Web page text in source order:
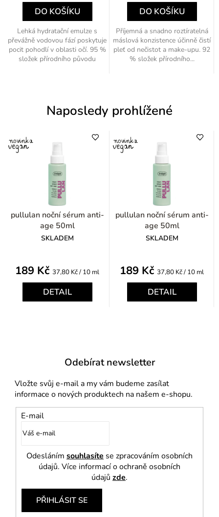
DO KOŠÍKU
Lehká hydratační emulze s
převážně vodovou fází poskytuje
pocit pohodlí v oblasti očí. 95 %
složek přírodního původu
DO KOŠÍKU
Příjemná a snadno roztíratelná
máslová konzistence účinně čistí
pleť od nečistot a make-upu. 92
% složek přírodního...
Naposledy prohlížené
pullulan noční sérum anti-
age 50ml
SKLADEM
189 Kč Měrná
cena:
37,80 Kč / 10 ml
DETAIL
pullulan noční sérum anti-
age 50ml
SKLADEM
189 Kč Měrná
cena:
37,80 Kč / 10 ml
DETAIL
Odebírat newsletter
Vložte svůj e-mail a my vám budeme zasílat
informace o nových produktech na našem e-shopu.
E-mail
Odesláním souhlasíte se zpracováním osobních
údajů. Více informací o ochraně osobních
údajů zde.
PŘIHLÁSIT SE